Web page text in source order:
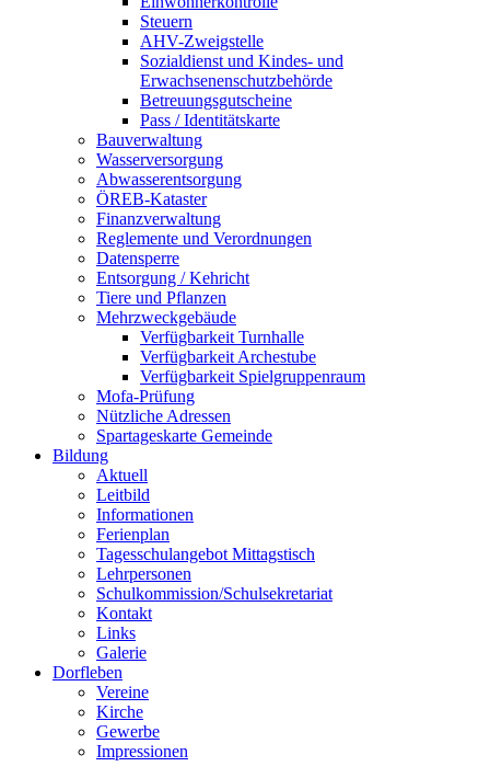
Steuern
AHV-Zweigstelle
Sozialdienst und Kindes- und
Erwachsenenschutzbehörde
Betreuungsgutscheine
Pass / Identitätskarte
Bauverwaltung
Wasserversorgung
Abwasserentsorgung
ÖREB-Kataster
Finanzverwaltung
Reglemente und Verordnungen
Datensperre
Entsorgung / Kehricht
Tiere und Pflanzen
Mehrzweckgebäude
Verfügbarkeit Turnhalle
Verfügbarkeit Archestube
Verfügbarkeit Spielgruppenraum
Mofa-Prüfung
Nützliche Adressen
Spartageskarte Gemeinde
Bildung
Aktuell
Leitbild
Informationen
Ferienplan
Tagesschulangebot Mittagstisch
Lehrpersonen
Schulkommission/Schulsekretariat
Kontakt
Links
Galerie
Dorfleben
Vereine
Kirche
Gewerbe
Impressionen